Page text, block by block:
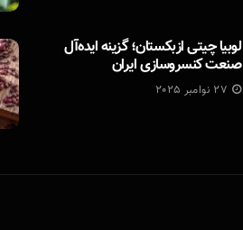
لوبیا چیتی ازبکستان؛ گزینه ایده‌آل
صنعت کنسروسازی ایران
27 نوامبر 2025